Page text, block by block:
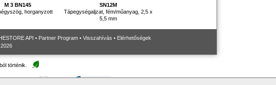
M 3 BN145
horganyzott
SN12M
Tápegységaljzat, fém/műanyag, 2,5 x
5,5 mm
HESTORE API • Partner Program • Visszahívás • Elérhetőségek
történik.